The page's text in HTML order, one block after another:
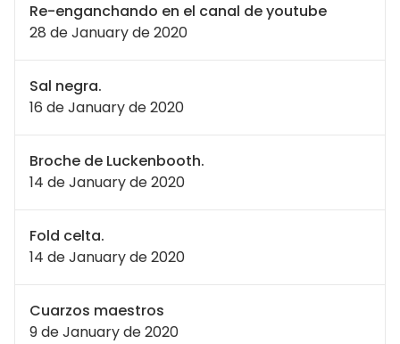
Re-enganchando en el canal de youtube
28 de January de 2020
Sal negra.
16 de January de 2020
Broche de Luckenbooth.
14 de January de 2020
Fold celta.
14 de January de 2020
Cuarzos maestros
9 de January de 2020